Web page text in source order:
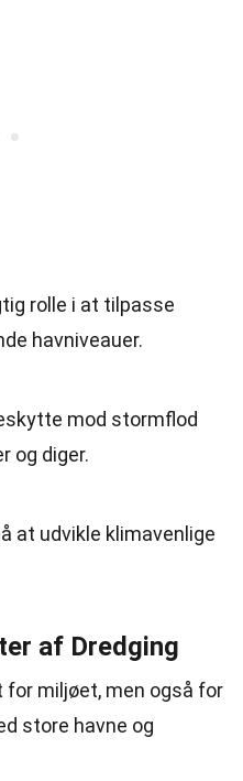
rolle i at tilpasse
havniveauer.
mod stormflod
og diger.
at udvikle klimavenlige
af Dredging
for miljøet, men også for
store havne og